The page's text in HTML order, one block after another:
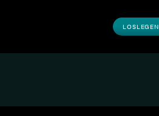
LOSLEGEN